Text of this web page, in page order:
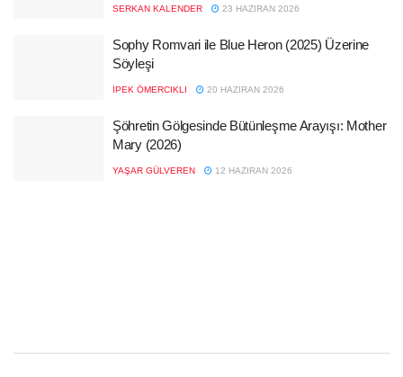
SERKAN KALENDER 23 HAZIRAN 2026
Sophy Romvari ile Blue Heron (2025) Üzerine
Söyleşi
İPEK ÖMERCIKLI 20 HAZIRAN 2026
Şöhretin Gölgesinde Bütünleşme Arayışı: Mother
Mary (2026)
YAŞAR GÜLVEREN 12 HAZIRAN 2026